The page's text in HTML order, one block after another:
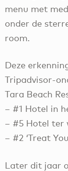
menu met
onder de
room.
Deze
Tripadvisor-
Tara Beach
– #1 Hotel in
– #5 Hotel ter
– #2 ‘Treat
Later dit jaar